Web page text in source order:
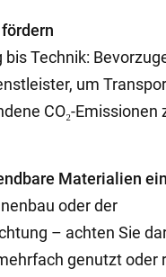
bis Technik:
um
CO₂-Emissionen
Materialien
oder der
– achten Sie
genutzt oder